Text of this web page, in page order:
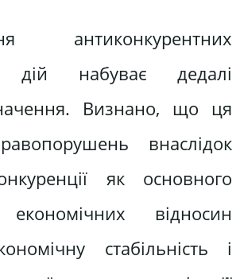
антиконкурентних
дій набуває дедалі
Визнано, що ця
внаслідок
як основного
економічних відносин
стабільність і